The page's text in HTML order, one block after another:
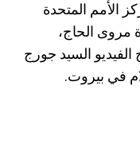
الأمم المتحدة
مروى الحاج،
الفيديو السيد جورج
في بيروت.